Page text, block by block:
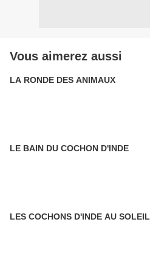
Vous aimerez aussi
LA RONDE DES ANIMAUX
LE BAIN DU COCHON D'INDE
LES COCHONS D'INDE AU SOLEIL